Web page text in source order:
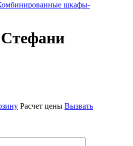
шкафы-
Расчет цены Вызвать